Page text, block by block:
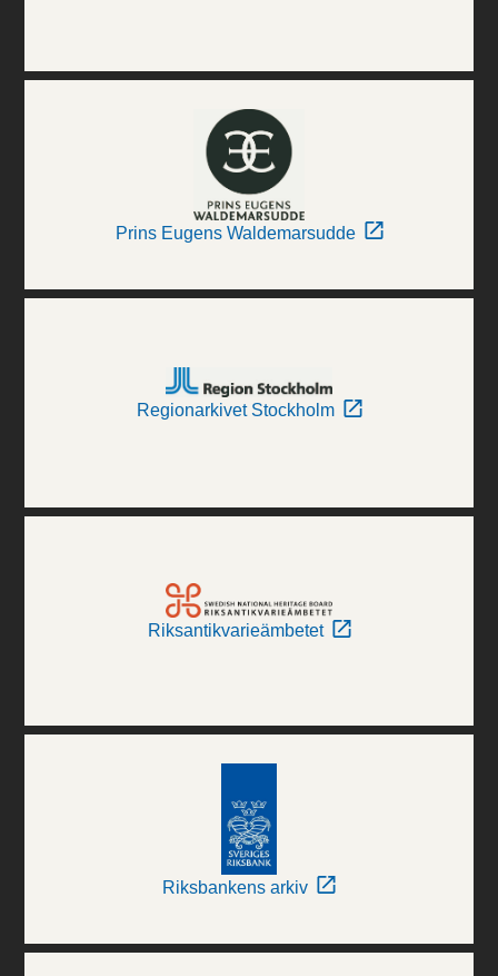
Prins Eugens Waldemarsudde
Regionarkivet Stockholm
Riksantikvarieämbetet
Riksbankens arkiv